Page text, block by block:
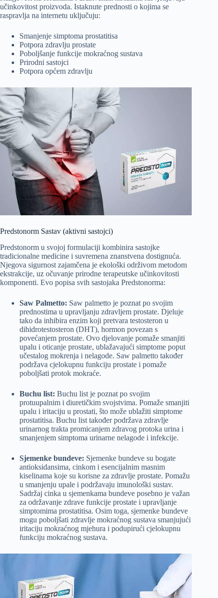
učinkovitost proizvoda. Istaknute prednosti o kojima se
raspravlja na internetu uključuju:
Smanjenje simptoma prostatitisa
Potpora zdravlju prostate
Poboljšanje funkcije mokraćnog sustava
Prirodni sastojci
Potpora općem zdravlju
Predstonorm Sastav (aktivni sastojci)
Predstonorm u svojoj formulaciji kombinira sastojke
tradicionalne medicine i suvremena znanstvena dostignuća.
Njegova sigurnost zajamčena je ekološki održivom metodom
ekstrakcije, uz očuvanje prirodne terapeutske učinkovitosti
komponenti. Evo popisa svih sastojaka Predstonorma:
Saw Palmetto: Saw palmetto je poznat po svojim
prednostima u upravljanju zdravljem prostate. Djeluje
tako da inhibira enzim koji pretvara testosteron u
dihidrotestosteron (DHT), hormon povezan s
povećanjem prostate. Ovo djelovanje pomaže smanjiti
upalu i oticanje prostate, ublažavajući simptome poput
učestalog mokrenja i nelagode. Saw palmetto također
podržava cjelokupnu funkciju prostate i pomaže
poboljšati protok mokraće.
Buchu list: Buchu list je poznat po svojim
protuupalnim i diuretičkim svojstvima. Pomaže smanjiti
upalu i iritaciju u prostati, što može ublažiti simptome
prostatitisa. Buchu list također podržava zdravlje
urinarnog trakta promicanjem zdravog protoka urina i
smanjenjem simptoma urinarne nelagode i infekcije.
Sjemenke bundeve: Sjemenke bundeve su bogate
antioksidansima, cinkom i esencijalnim masnim
kiselinama koje su korisne za zdravlje prostate. Pomažu
u smanjenju upale i podržavaju imunološki sustav.
Sadržaj cinka u sjemenkama bundeve posebno je važan
za održavanje zdrave funkcije prostate i upravljanje
simptomima prostatitisa. Osim toga, sjemenke bundeve
mogu poboljšati zdravlje mokraćnog sustava smanjujući
iritaciju mokraćnog mjehura i podupirući cjelokupnu
funkciju mokraćnog sustava.